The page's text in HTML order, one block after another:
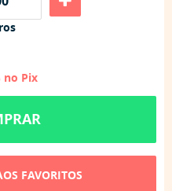
no Pix
FAVORITOS